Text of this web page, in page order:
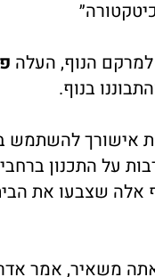
הנוף, העלה
אישורך להשתמש
על התכנון
אלה שצבעו את
משאיר, אמר